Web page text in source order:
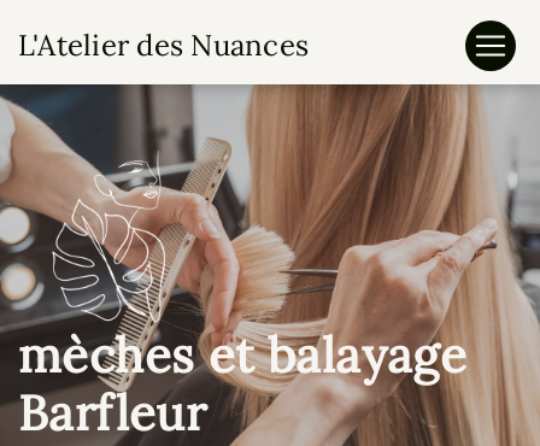
L'Atelier des Nuances
mèches et balayage
Barfleur